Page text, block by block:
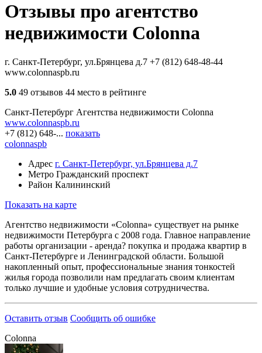
Отзывы про агентство
недвижимости Colonna
г. Санкт-Петербург, ул.Брянцева д.7 +7 (812) 648-48-44
www.colonnaspb.ru
5.0 49 отзывов 44 место в рейтинге
Санкт-Петербург Агентства недвижимости Colonna
www.colonnaspb.ru
+7 (812) 648-... показать
colonnaspb
Адрес г. Санкт-Петербург, ул.Брянцева д.7
Метро Гражданский проспект
Район Калининский
Показать на карте
Агентство недвижимости «Colonna» существует на рынке
недвижимости Петербурга с 2008 года. Главное направление
работы организации - аренда? покупка и продажа квартир в
Санкт-Петербурге и Ленинградской области. Большой
накопленный опыт, профессиональные знания тонкостей
жилья города позволили нам предлагать своим клиентам
только лучшие и удобные условия сотрудничества.
Оставить отзыв Сообщить об ошибке
Colonna